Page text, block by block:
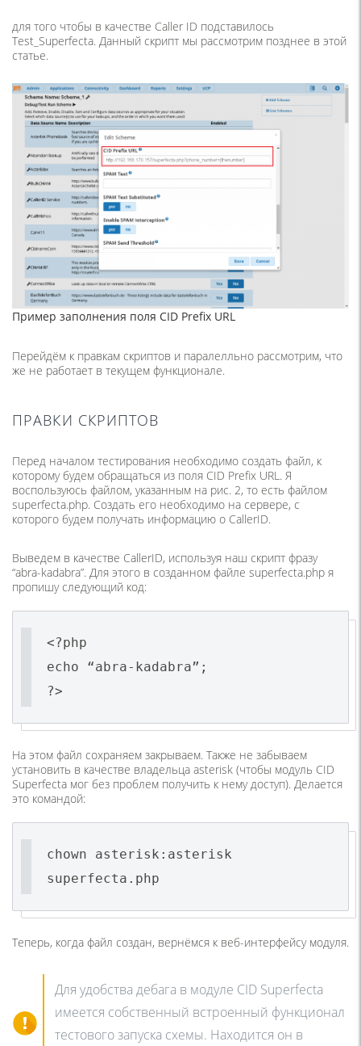
для того чтобы в качестве Caller ID подставилось
Test_Superfecta. Данный скрипт мы рассмотрим позднее в этой
статье.
Пример заполнения поля CID Prefix URL
Перейдём к правкам скриптов и паралелльно рассмотрим, что
же не работает в текущем функционале.
ПРАВКИ СКРИПТОВ
Перед началом тестирования необходимо создать файл, к
которому будем обращаться из поля CID Prefix URL. Я
воспользуюсь файлом, указанным на рис. 2, то есть файлом
superfecta.php. Создать его необходимо на сервере, с
которого будем получать информацию о CallerID.
Выведем в качестве CallerID, используя наш скрипт фразу
“abra-kadabra”. Для этого в созданном файле superfecta.php я
пропишу следующий код:
<?php
echo “abra-kadabra”;
?>
На этом файл сохраняем закрываем. Также не забываем
установить в качестве владельца asterisk (чтобы модуль CID
Superfecta мог без проблем получить к нему доступ). Делается
это командой:
chown asterisk:asterisk
superfecta.php
Теперь, когда файл создан, вернёмся к веб-интерфейсу модуля.
Для удобства дебага в модуле CID Superfecta
имеется собственный встроенный функционал
тестового запуска схемы. Находится он в